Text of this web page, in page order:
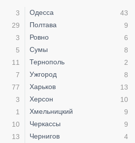
3
29
3
5
11
7
77
3
1
10
13
Одесса
43
Полтава
9
Ровно
6
Сумы
8
Тернополь
2
Ужгород
8
Харьков
13
Херсон
10
Хмельницкий
9
Черкассы
9
Чернигов
4